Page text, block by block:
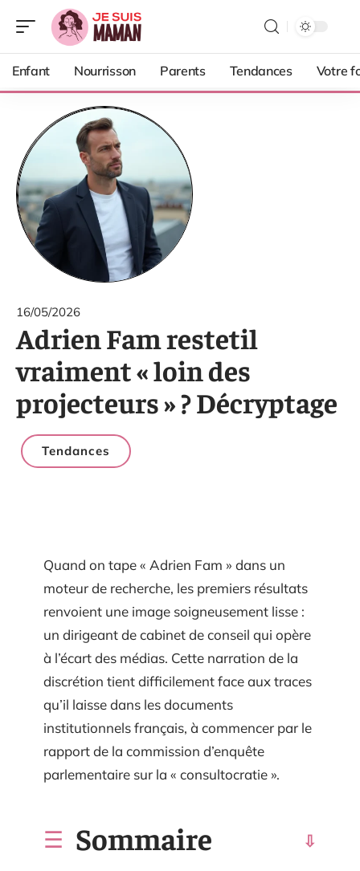
Enfant Nourrisson Parents Tendances Votre
16/05/2026
Adrien Fam restetil
vraiment « loin des
projecteurs » ? Décryptage
Tendances
Quand on tape « Adrien Fam » dans un
moteur de recherche, les premiers résultats
renvoient une image soigneusement lisse :
un dirigeant de cabinet de conseil qui opère
à l’écart des médias. Cette narration de la
discrétion tient difficilement face aux traces
qu’il laisse dans les documents
institutionnels français, à commencer par le
rapport de la commission d’enquête
parlementaire sur la « consultocratie ».
Sommaire